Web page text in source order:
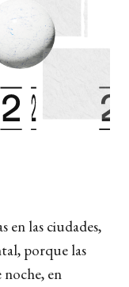
en las ciudades,
porque las
en